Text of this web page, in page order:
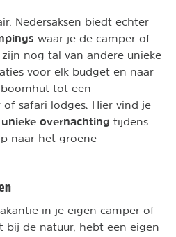
Nedersaksen biedt echter
waar je de camper of
nog tal van andere unieke
voor elk budget en naar
boomhut tot een
safari lodges. Hier vind je
unieke overnachting tijdens
naar het groene
in je eigen camper of
bij de natuur, hebt een eigen